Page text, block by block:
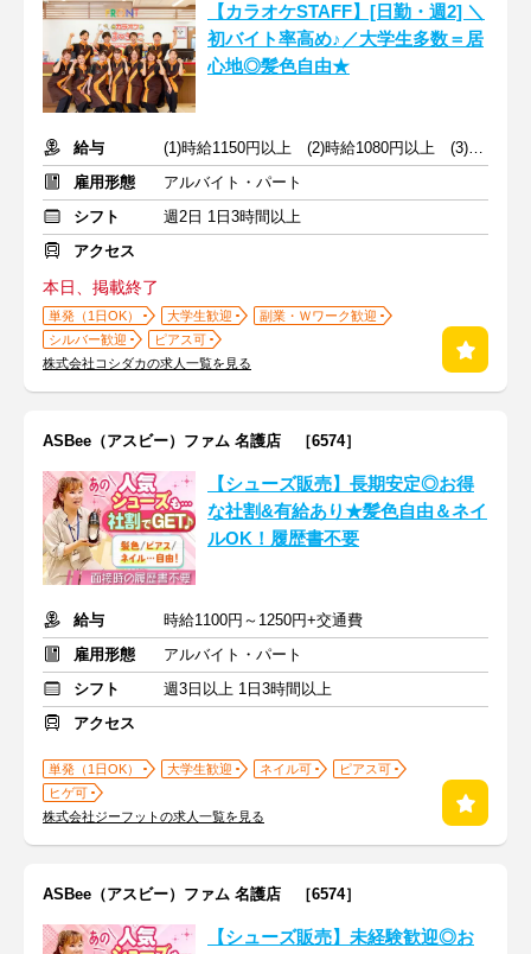
【カラオケSTAFF】[日勤・週2] ＼
初バイト率高め♪／大学生多数＝居
心地◎髪色自由★
給与
(1)時給1150円以上 (2)時給1080円以上 (3)時給1100円以上
雇用形態
アルバイト・パート
シフト
週2日 1日3時間以上
アクセス
本日、掲載終了
単発（1日OK） 大学生歓迎
副業・Ｗワーク歓迎
シルバー歓迎
ピアス可
株式会社コシダカの求人一覧を見る
ASBee（アスビー）ファム 名護店 ［6574］
【シューズ販売】長期安定◎お得
な社割&有給あり★髪色自由＆ネイ
ルOK！履歴書不要
給与
時給1100円～1250円+交通費
雇用形態
アルバイト・パート
シフト
週3日以上 1日3時間以上
アクセス
単発（1日OK） 大学生歓迎 ネイル可
ピアス可
ヒゲ可
株式会社ジーフットの求人一覧を見る
ASBee（アスビー）ファム 名護店 ［6574］
【シューズ販売】未経験歓迎◎お